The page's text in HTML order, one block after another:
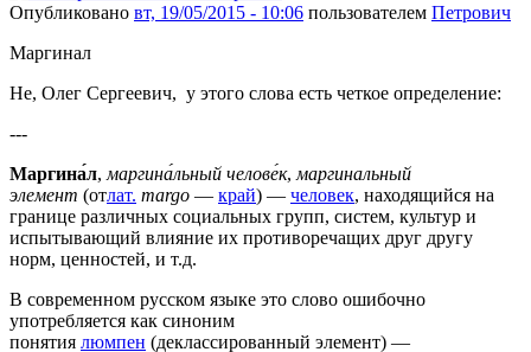
Опубликовано вт, 19/05/2015 - 10:06 пользователем Петрович
Маргинал
Не, Олег Сергеевич, у этого слова есть четкое определение:
---
Маргина́л, маргина́льный челове́к, маргинальный
элемент (отлат. margo — край) — человек, находящийся на
границе различных социальных групп, систем, культур и
испытывающий влияние их противоречащих друг другу
норм, ценностей, и т.д.
В современном русском языке это слово ошибочно
употребляется как синоним
понятия люмпен (деклассированный элемент) —